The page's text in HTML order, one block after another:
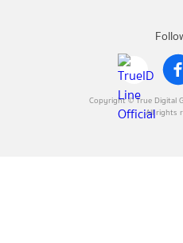
Copyright © True Digital
All rights